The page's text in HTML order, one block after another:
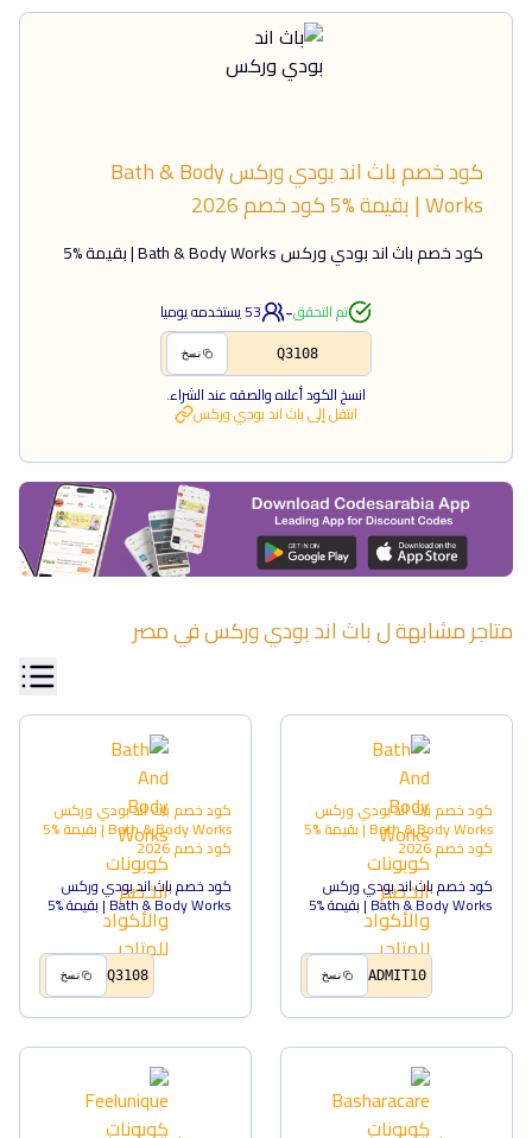
كود خصم باث اند بودي وركس Bath & Body
Works | بقيمة %5
كود خصم2026
كود خصم باث اند بودي وركس Bath & Body Works | بقيمة %5
تم التحقق-
53يستخدمه يوميا
Q3108 نسخ
انسخ الكود أعلاه والصقه عند الشراء.
انتقل إلىباث اند بودي وركس
متاجر مشابهة لباث اند بودي وركسفيمصر
كود خصم باث اند بودي وركس
Bath & Body Works | بقيمة %5
كود خصم2026
كود خصم باث اند بودي وركس
Bath & Body Works | بقيمة %5
ADMIT10 نسخ
كود خصم باث اند بودي وركس
Bath & Body Works | بقيمة %5
كود خصم2026
كود خصم باث اند بودي وركس
Bath & Body Works | بقيمة %5
Q3108 نسخ